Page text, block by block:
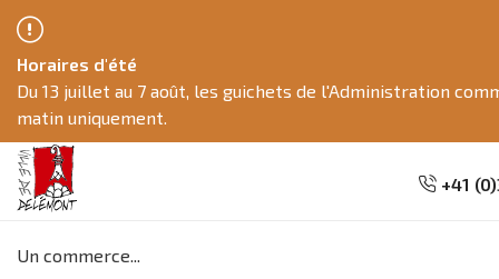
Horaires d'été
Du 13 juillet au 7 août, les guichets de l'Administration
matin uniquement.
+41
clés